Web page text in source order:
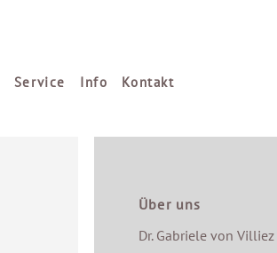
Service Info Kontakt
Über uns
Dr. Gabriele von Villiez